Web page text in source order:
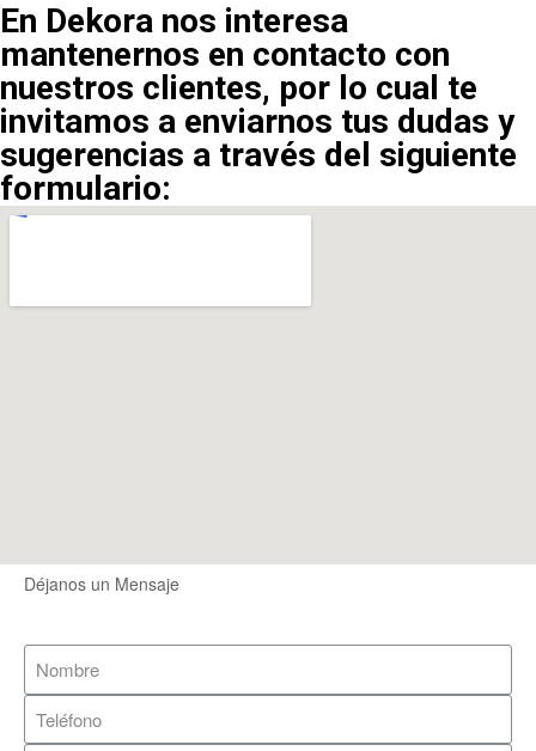
En Dekora nos interesa
mantenernos en contacto con
nuestros clientes, por lo cual te
invitamos a enviarnos tus dudas y
sugerencias a través del siguiente
formulario:
Déjanos un Mensaje